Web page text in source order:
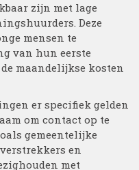
zijn met lage
Deze
mensen te
van hun eerste
maandelijkse kosten
er specifiek gelden
om contact op te
gemeentelijke
en
met